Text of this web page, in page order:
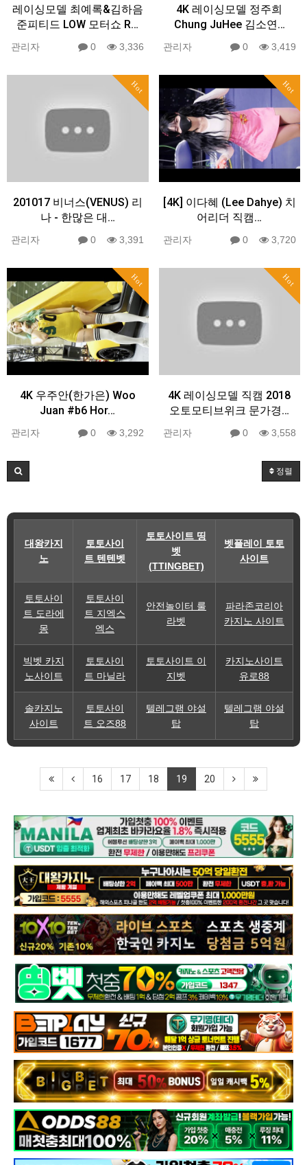
레이싱모델 최예록&김하음
준피티드 LOW 모터쇼 R…
관리자 0 3,336
4K 레이싱모델 정주희
Chung JuHee 김소연…
관리자 0 3,419
Hot
201017 비너스(VENUS) 리
나 - 한많은 대…
관리자 0 3,391
Hot
[4K] 이다혜 (Lee Dahye) 치
어리더 직캠…
관리자 0 3,720
Hot
4K 우주안(한가은) Woo
Juan #b6 Hor…
관리자 0 3,292
Hot
4K 레이싱모델 직캠 2018
오토모티브위크 문가경…
관리자 0 3,558
정렬
대왕카지
노
토토사이
트 텐텐벳
토토사이트 띵
벳
(TTINGBET)
벳플레이 토토
사이트
토토사이
트 도라에
몽
토토사이
트 지엑스
엑스
안전놀이터 룰
라벳
파라존코리아
카지노 사이트
빅벳 카지
노사이트
토토사이
트 마닐라
토토사이트 이
지벳
카지노사이트
유로88
솔카지노
사이트
토토사이
트 오즈88
텔레그램 야설
탑
텔레그램 야설
탑
16 17 18 19 20